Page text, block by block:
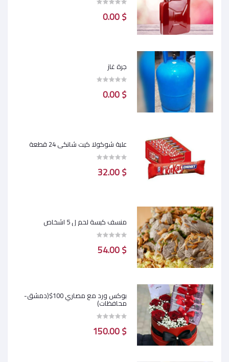
$ 0.00
جرة غاز
$ 0.00
علبة شوكولا كيت شانكي 24 قطعة
$ 32.00
منسف كبسة لحم ل 5 اشخاص
$ 54.00
بوكس ورد مع مصاري 100$(دمشق-
محافظات)
$ 150.00